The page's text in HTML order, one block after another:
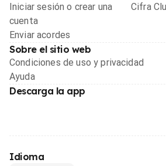
Iniciar sesión o crear una
cuenta
Enviar acordes
Cifra
Sobre el sitio web
Condiciones de uso y privacidad
Ayuda
Descarga la app
Idioma